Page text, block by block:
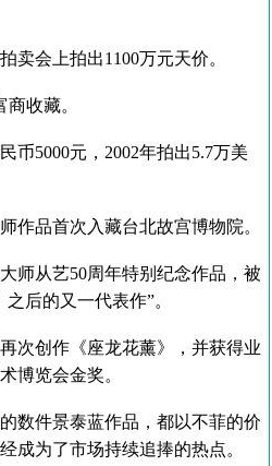
卖会上拍出1100万元天价。
商收藏。
币5000元，2002年拍出5.7万美
作品首次入藏台北故宫博物院。
师从艺50周年特别纪念作品，被
后的又一代表作”。
次创作《座龙花薰》，并获得业
博览会金奖。
件景泰蓝作品，都以不菲的价
成为了市场持续追捧的热点。